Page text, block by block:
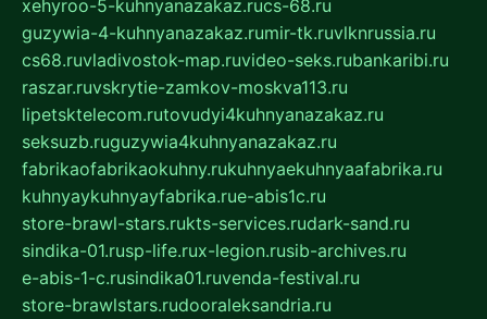
xehyroo-5-kuhnyanazakaz.rucs-68.ru
guzywia-4-kuhnyanazakaz.rumir-tk.ruvlknrussia.ru
cs68.ruvladivostok-map.ruvideo-seks.rubankaribi.ru
raszar.ruvskrytie-zamkov-moskva113.ru
lipetsktelecom.rutovudyi4kuhnyanazakaz.ru
seksuzb.ruguzywia4kuhnyanazakaz.ru
fabrikaofabrikaokuhny.rukuhnyaekuhnyaafabrika.ru
kuhnyaykuhnyayfabrika.rue-abis1c.ru
store-brawl-stars.rukts-services.rudark-sand.ru
sindika-01.rusp-life.rux-legion.rusib-archives.ru
e-abis-1-c.rusindika01.ruvenda-festival.ru
store-brawlstars.rudooraleksandria.ru